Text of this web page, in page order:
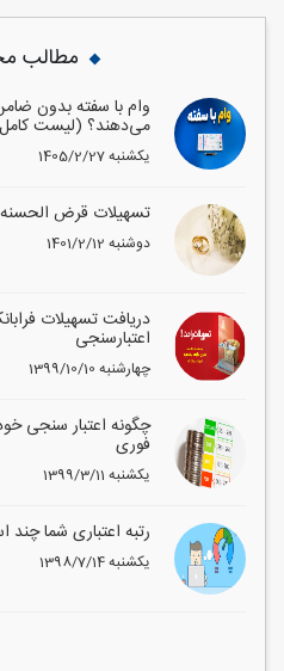
مطالب
وام با سفته بدون
می‌دهند؟ (لیست کامل
1405/2/27 یکشنبه
تسهیلات قرض الحسنه
1401/2/12 دوشنبه
دریافت تسهیلات
اعتبارسنجی
1399/10/10 چهارشنبه
چگونه اعتبار سنجی
فوری
1399/3/11 یکشنبه
رتبه اعتباری شما
1398/7/14 یکشنبه